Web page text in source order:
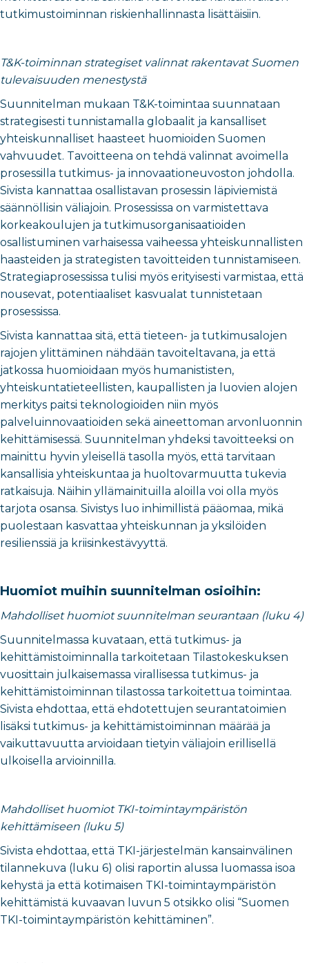
tutkimustoiminnan riskienhallinnasta lisättäisiin.
T&K-toiminnan strategiset valinnat rakentavat Suomen
tulevaisuuden menestystä
Suunnitelman mukaan T&K-toimintaa suunnataan
strategisesti tunnistamalla globaalit ja kansalliset
yhteiskunnalliset haasteet huomioiden Suomen
vahvuudet. Tavoitteena on tehdä valinnat avoimella
prosessilla tutkimus- ja innovaationeuvoston johdolla.
Sivista kannattaa osallistavan prosessin läpiviemistä
säännöllisin väliajoin. Prosessissa on varmistettava
korkeakoulujen ja tutkimusorganisaatioiden
osallistuminen varhaisessa vaiheessa yhteiskunnallisten
haasteiden ja strategisten tavoitteiden tunnistamiseen.
Strategiaprosessissa tulisi myös erityisesti varmistaa, että
nousevat, potentiaaliset kasvualat tunnistetaan
prosessissa.
Sivista kannattaa sitä, että tieteen- ja tutkimusalojen
rajojen ylittäminen nähdään tavoiteltavana, ja että
jatkossa huomioidaan myös humanististen,
yhteiskuntatieteellisten, kaupallisten ja luovien alojen
merkitys paitsi teknologioiden niin myös
palveluinnovaatioiden sekä aineettoman arvonluonnin
kehittämisessä. Suunnitelman yhdeksi tavoitteeksi on
mainittu hyvin yleisellä tasolla myös, että tarvitaan
kansallisia yhteiskuntaa ja huoltovarmuutta tukevia
ratkaisuja. Näihin yllämainituilla aloilla voi olla myös
tarjota osansa. Sivistys luo inhimillistä pääomaa, mikä
puolestaan kasvattaa yhteiskunnan ja yksilöiden
resilienssiä ja kriisinkestävyyttä.
Huomiot muihin suunnitelman osioihin:
Mahdolliset huomiot suunnitelman seurantaan (luku 4)
Suunnitelmassa kuvataan, että tutkimus- ja
kehittämistoiminnalla tarkoitetaan Tilastokeskuksen
vuosittain julkaisemassa virallisessa tutkimus- ja
kehittämistoiminnan tilastossa tarkoitettua toimintaa.
Sivista ehdottaa, että ehdotettujen seurantatoimien
lisäksi tutkimus- ja kehittämistoiminnan määrää ja
vaikuttavuutta arvioidaan tietyin väliajoin erillisellä
ulkoisella arvioinnilla.
Mahdolliset huomiot TKI-toimintaympäristön
kehittämiseen (luku 5)
Sivista ehdottaa, että TKI-järjestelmän kansainvälinen
tilannekuva (luku 6) olisi raportin alussa luomassa isoa
kehystä ja että kotimaisen TKI-toimintaympäristön
kehittämistä kuvaavan luvun 5 otsikko olisi “Suomen
TKI-toimintaympäristön kehittäminen”.